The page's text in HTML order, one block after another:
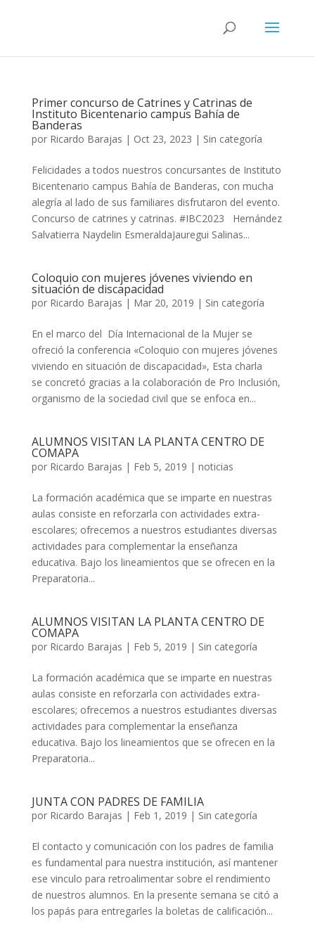
Primer concurso de Catrines y Catrinas de
Instituto Bicentenario campus Bahía de
Banderas
por Ricardo Barajas | Oct 23, 2023 | Sin categoría
Felicidades a todos nuestros concursantes de Instituto
Bicentenario campus Bahía de Banderas, con mucha
alegría al lado de sus familiares disfrutaron del evento.
Concurso de catrines y catrinas. #IBC2023 Hernández
Salvatierra Naydelin EsmeraldaJauregui Salinas...
Coloquio con mujeres jóvenes viviendo en
situación de discapacidad
por Ricardo Barajas | Mar 20, 2019 | Sin categoría
En el marco del Día Internacional de la Mujer se
ofreció la conferencia «Coloquio con mujeres jóvenes
viviendo en situación de discapacidad», Esta charla
se concretó gracias a la colaboración de Pro Inclusión,
organismo de la sociedad civil que se enfoca en...
ALUMNOS VISITAN LA PLANTA CENTRO DE
COMAPA
por Ricardo Barajas | Feb 5, 2019 | noticias
La formación académica que se imparte en nuestras
aulas consiste en reforzarla con actividades extra-
escolares; ofrecemos a nuestros estudiantes diversas
actividades para complementar la enseñanza
educativa. Bajo los lineamientos que se ofrecen en la
Preparatoria...
ALUMNOS VISITAN LA PLANTA CENTRO DE
COMAPA
por Ricardo Barajas | Feb 5, 2019 | Sin categoría
La formación académica que se imparte en nuestras
aulas consiste en reforzarla con actividades extra-
escolares; ofrecemos a nuestros estudiantes diversas
actividades para complementar la enseñanza
educativa. Bajo los lineamientos que se ofrecen en la
Preparatoria...
JUNTA CON PADRES DE FAMILIA
por Ricardo Barajas | Feb 1, 2019 | Sin categoría
El contacto y comunicación con los padres de familia
es fundamental para nuestra institución, así mantener
ese vinculo para retroalimentar sobre el rendimiento
de nuestros alumnos. En la presente semana se citó a
los papás para entregarles la boletas de calificación...